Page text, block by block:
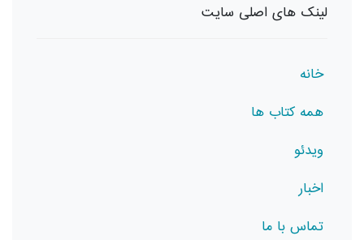
لینک های اصلی سایت
خانه
همه کتاب ها
ویدئو
اخبار
تماس با ما